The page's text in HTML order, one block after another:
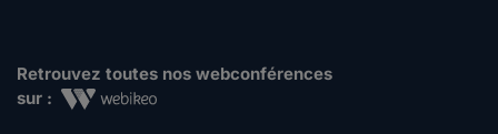
Retrouvez toutes nos webconférences
sur :